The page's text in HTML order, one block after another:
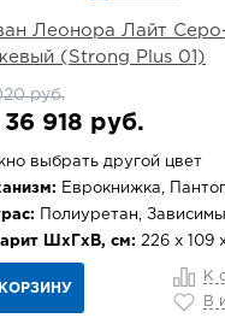
Леонора Лайт
(Strong Plus 01)
руб.
36 918 руб.
выбрать другой цвет
Еврокнижка,
Полиуретан,
ШхГхВ, см: 226 х 109
К
В